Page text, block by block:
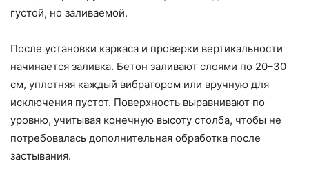
густой, но заливаемой.
После установки каркаса и проверки вертикальности
начинается заливка. Бетон заливают слоями по 20–30
см, уплотняя каждый вибратором или вручную для
исключения пустот. Поверхность выравнивают по
уровню, учитывая конечную высоту столба, чтобы не
потребовалась дополнительная обработка после
застывания.